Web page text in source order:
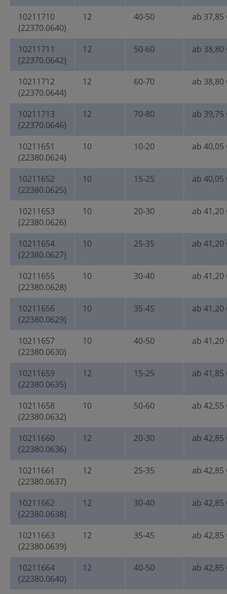
10211710
(22370.0640)
12 40-50 ab 37,85
10211711
(22370.0642)
12 50-60 ab 38,80
10211712
(22370.0644)
12 60-70 ab 38,80
10211713
(22370.0646)
12 70-80 ab 39,75
10211651
(22380.0624)
10 10-20 ab 40,05
10211652
(22380.0625)
10 15-25 ab 40,05
10211653
(22380.0626)
10 20-30 ab 41,20
10211654
(22380.0627)
10 25-35 ab 41,20
10211655
(22380.0628)
10 30-40 ab 41,20
10211656
(22380.0629)
10 35-45 ab 41,20
10211657
(22380.0630)
10 40-50 ab 41,20
10211659
(22380.0635)
12 15-25 ab 41,85
10211658
(22380.0632)
10 50-60 ab 42,55
10211660
(22380.0636)
12 20-30 ab 42,85
10211661
(22380.0637)
12 25-35 ab 42,85
10211662
(22380.0638)
12 30-40 ab 42,85
10211663
(22380.0639)
12 35-45 ab 42,85
10211664
(22380.0640)
12 40-50 ab 42,85